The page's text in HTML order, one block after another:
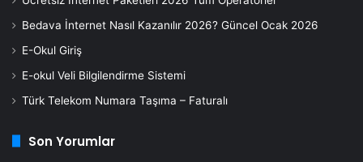
Bedava İnternet Nasıl Kazanılır 2026? Güncel Ocak 2026
E-Okul Giriş
E-okul Veli Bilgilendirme Sistemi
Türk Telekom Numara Taşıma – Faturalı
Son Yorumlar